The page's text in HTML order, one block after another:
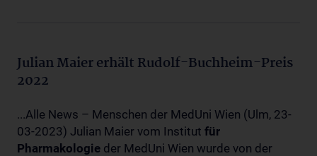
Julian Maier erhält Rudolf-Buchheim-Preis
2022
...Alle News – Menschen der MedUni Wien (Ulm, 23-
03-2023) Julian Maier vom Institut für
Pharmakologie der MedUni Wien wurde von der